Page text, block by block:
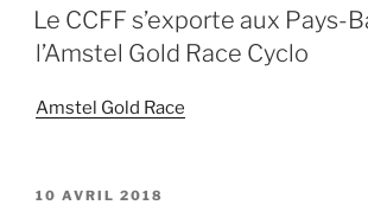
de
Patrick »
LE
Le CCFF s’exporte aux Pays-
l’Amstel Gold Race Cyclo
Amstel Gold Race
PUBLIÉ
10 AVRIL 2018